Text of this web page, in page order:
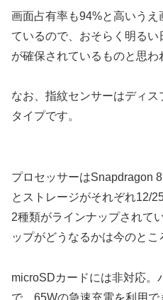
画面占有率も94%と高いう
ているので、おそらく明る
が確保されているものと思わ
なお、指紋センサーはディ
タイプです。
プロセッサーはSnapdragon
とストレージがそれぞれ12/
2種類がラインナップされて
ップがどうなるかは今のとこ
microSDカードには非対応。
で、65Wの急速充電を利用で